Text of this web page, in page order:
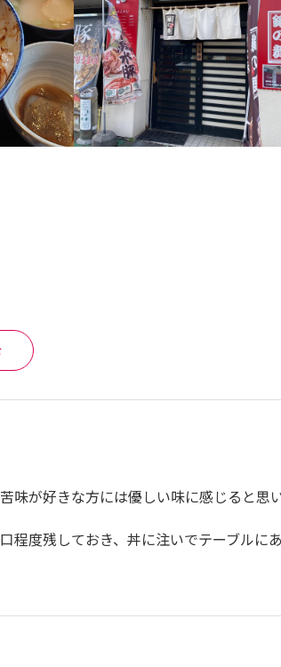
す。
が好きな方には優しい味に感じると思
程度残しておき、丼に注いでテーブルに